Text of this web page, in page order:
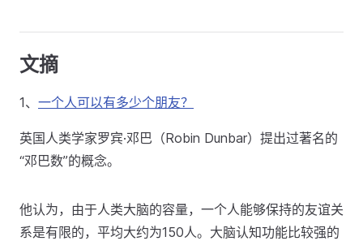
文摘
1、 一个人可以有多少个朋友？
英国人类学家罗宾·邓巴（Robin Dunbar）提出过著名的
“邓巴数”的概念。
他认为，由于人类大脑的容量，一个人能够保持的友谊关
系是有限的，平均大约为150人。大脑认知功能比较强的